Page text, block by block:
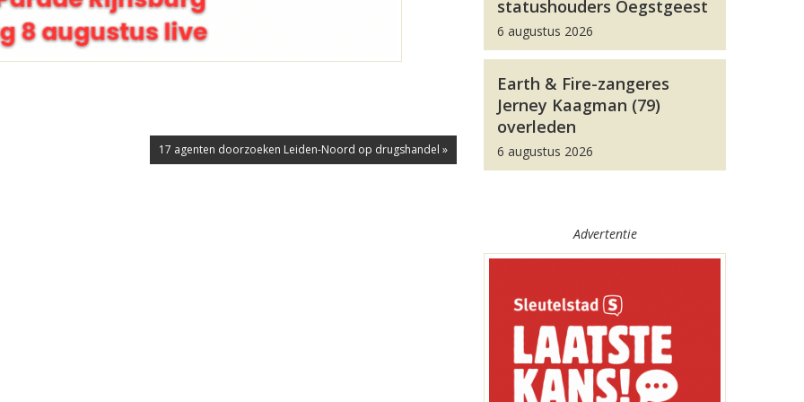
17 agenten doorzoeken Leiden-Noord op drugshandel »
statushouders Oegstgeest
6 augustus 2026
Earth & Fire-zangeres
Jerney Kaagman (79)
overleden
6 augustus 2026
Advertentie